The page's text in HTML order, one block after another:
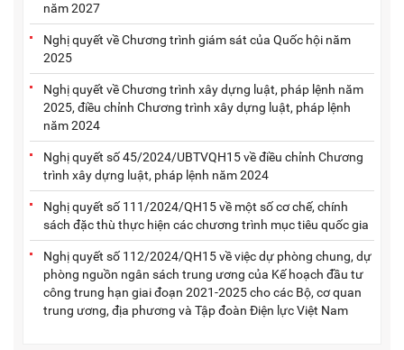
năm 2027
Nghị quyết về Chương trình giám sát của Quốc hội năm
2025
Nghị quyết về Chương trình xây dựng luật, pháp lệnh năm
2025, điều chỉnh Chương trình xây dựng luật, pháp lệnh
năm 2024
Nghị quyết số 45/2024/UBTVQH15 về điều chỉnh Chương
trình xây dựng luật, pháp lệnh năm 2024
Nghị quyết số 111/2024/QH15 về một số cơ chế, chính
sách đặc thù thực hiện các chương trình mục tiêu quốc gia
Nghị quyết số 112/2024/QH15 về việc dự phòng chung, dự
phòng nguồn ngân sách trung ương của Kế hoạch đầu tư
công trung hạn giai đoạn 2021-2025 cho các Bộ, cơ quan
trung ương, địa phương và Tập đoàn Điện lực Việt Nam